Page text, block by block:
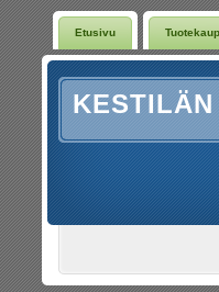
Etusivu